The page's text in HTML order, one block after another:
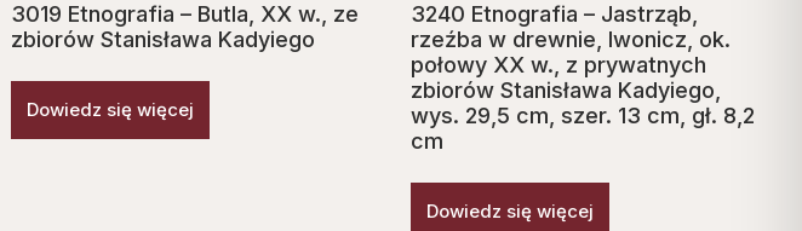
3019 Etnografia – Butla, XX w., ze
zbiorów Stanisława Kadyiego
Dowiedz się więcej
3240 Etnografia – Jastrząb,
rzeźba w drewnie, Iwonicz, ok.
połowy XX w., z prywatnych
zbiorów Stanisława Kadyiego,
wys. 29,5 cm, szer. 13 cm, gł. 8,2
cm
Dowiedz się więcej